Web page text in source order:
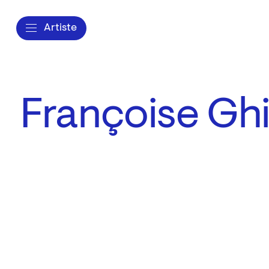
Artiste
Françoise